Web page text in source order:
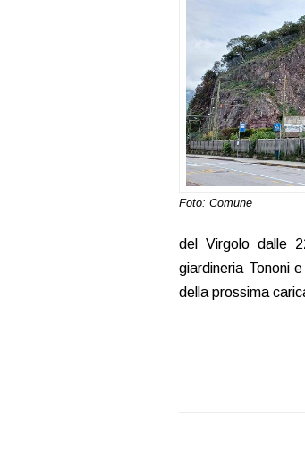
Foto: Comune
del Virgolo dalle
giardineria Tononi
della prossima